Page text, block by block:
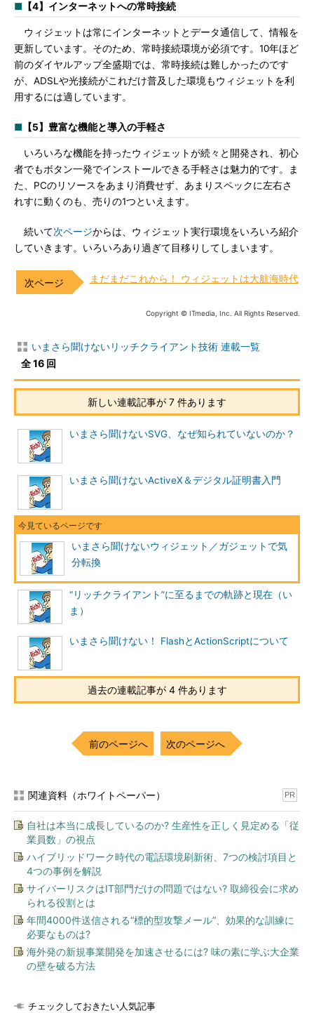
■ 【4】インターネットへの常時接続
ウィジェットは常にインターネットとデータ通信して、情報を
更新しています。そのため、常時接続環境が必須です。10年ほど
前のダイヤルアップ全盛期では、常時接続は難しかったのです
が、ADSLや光接続がこれだけ普及した環境もウィジェットを利
用するには適しています。
■ 【5】豊富な機能と導入の手軽さ
いろいろな機能を持ったウィジェットが続々と開発され、初心
者でもボタン一発でインストールできる手軽さは魅力的です。ま
た、PCのリソースをあまり消費せず、あまりスペックに左右さ
れすに動くのも、売りの1つといえます。
続いて次ページからは、ウィジェット実行環境をいろいろ紹介
していきます。いろいろあり過ぎて目移りしてしまいます。
まだまだこれから！ ウィジェットは大航海時代
Copyright © ITmedia, Inc. All Rights Reserved.
いまさら聞けないリッチクライアント技術 連載一覧
全 16 回
新しい連載記事が 7 件あります
いまさら聞けないSVG、なぜ知られていないのか？
いまさら聞けないActiveX＆デジタル証明書入門
いまさら聞けないウィジェット／ガジェットで気
分転換
“リッチクライアント”に至るまでの軌跡と現在（い
ま）
いまさら聞けない！ FlashとActionScriptについて
過去の連載記事が 4 件あります
前のページへ 次のページへ
関連資料（ホワイトペーパー） PR
自社は本当に成長しているのか? 生産性を正しく見定める「従
業員数」の視点
ハイブリッドワーク時代の電話環境刷新術、7つの検討項目と
4つの事例を解説
サイバーリスクはIT部門だけの問題ではない? 取締役会に求め
られる役割とは
年間4000件送信される“標的型攻撃メール”、効果的な訓練に
必要なものは?
海外発の新規事業開発を加速させるには? 味の素に学ぶ大企業
の壁を破る方法
チェックしておきたい人気記事